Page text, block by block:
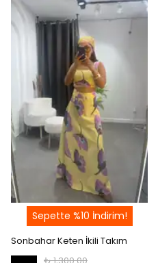
Sepette %10 İndirim!
Sonbahar Keten İkili Takım